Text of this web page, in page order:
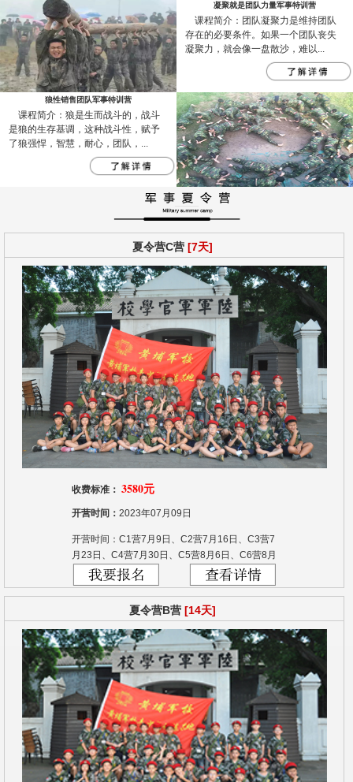
凝聚就是团队力量军事特训营
课程简介：团队凝聚力是维持团队
存在的必要条件。如果一个团队丧失
凝聚力，就会像一盘散沙，难以...
狼性销售团队军事特训营
课程简介：狼是生而战斗的，战斗
是狼的生存基调，这种战斗性，赋予
了狼强悍，智慧，耐心，团队，...
夏令营C营[7天]
收费标准： 3580元
开营时间：2023年07月09日
开营时间：C1营7月9日、C2营7月16日、C3营7
月23日、C4营7月30日、C5营8月6日、C6营8月
13日、C7营8月20日
夏令营B营[14天]